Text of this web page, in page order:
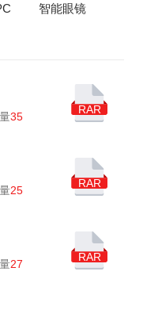
智能眼镜
35
RAR
25
RAR
27
RAR